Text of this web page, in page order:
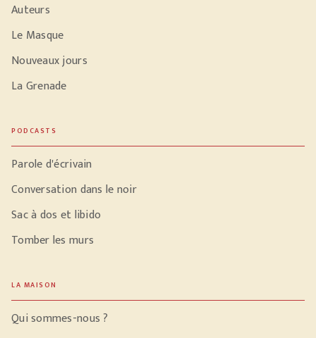
Auteurs
Le Masque
Nouveaux jours
La Grenade
PODCASTS
Parole d'écrivain
Conversation dans le noir
Sac à dos et libido
Tomber les murs
LA MAISON
Qui sommes-nous ?